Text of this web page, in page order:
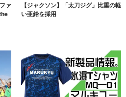
ァ
【ジャクソン】「太刀ジグ」比重の軽
い亜鉛を採用